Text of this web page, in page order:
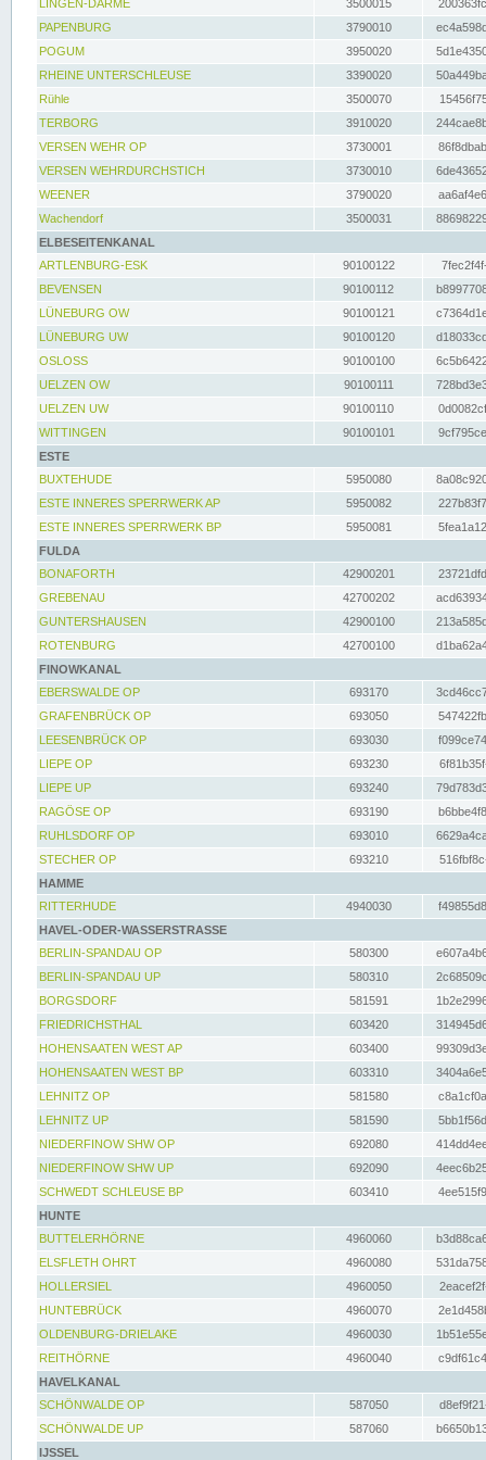
LINGEN-DARME 3500015
PAPENBURG
3790010
POGUM
3950020
RHEINE UNTERSCHLEUSE
3390020
Rühle
3500070
TERBORG
3910020
VERSEN WEHR OP
3730001
VERSEN WEHRDURCHSTICH
3730010
WEENER
3790020
Wachendorf
3500031
ELBESEITENKANAL
ARTLENBURG-ESK
90100122
BEVENSEN
90100112
LÜNEBURG OW
90100121
LÜNEBURG UW
90100120
OSLOSS
90100100
UELZEN OW
90100111
UELZEN UW
90100110
WITTINGEN
90100101
ESTE
BUXTEHUDE
5950080
ESTE INNERES SPERRWERK AP
5950082
ESTE INNERES SPERRWERK BP
5950081
FULDA
BONAFORTH
42900201
GREBENAU
42700202
GUNTERSHAUSEN
42900100
ROTENBURG
42700100
FINOWKANAL
EBERSWALDE OP
693170
GRAFENBRÜCK OP
693050
LEESENBRÜCK OP
693030
LIEPE OP
693230
LIEPE UP
693240
RAGÖSE OP
693190
RUHLSDORF OP
693010
STECHER OP
693210
HAMME
RITTERHUDE
4940030
HAVEL-ODER-WASSERSTRASSE
BERLIN-SPANDAU OP
580300
BERLIN-SPANDAU UP
580310
BORGSDORF
581591
FRIEDRICHSTHAL
603420
HOHENSAATEN WEST AP
603400
HOHENSAATEN WEST BP
603310
LEHNITZ OP
581580
LEHNITZ UP
581590
NIEDERFINOW SHW OP
692080
NIEDERFINOW SHW UP
692090
SCHWEDT SCHLEUSE BP
603410
HUNTE
BUTTELERHÖRNE
4960060
ELSFLETH OHRT
4960080
HOLLERSIEL
4960050
HUNTEBRÜCK
4960070
OLDENBURG-DRIELAKE
4960030
REITHÖRNE
4960040
HAVELKANAL
SCHÖNWALDE OP
587050
SCHÖNWALDE UP
587060
IJSSEL